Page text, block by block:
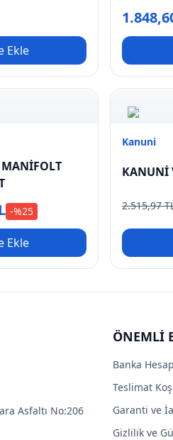
Ekle
-%25
Ekle
Kanuni
KANUNİ
2.515,97
Asfaltı No:206
ÖNEMLİ
Banka
Teslimat
Garanti ve
Gizlilik ve